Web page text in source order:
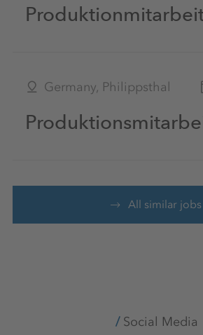
Germany, Philippsthal
All similar jobs
Social Media